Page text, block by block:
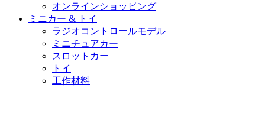
オンラインショッピング
ミニカー & トイ
ラジオコントロールモデル
ミニチュアカー
スロットカー
トイ
工作材料